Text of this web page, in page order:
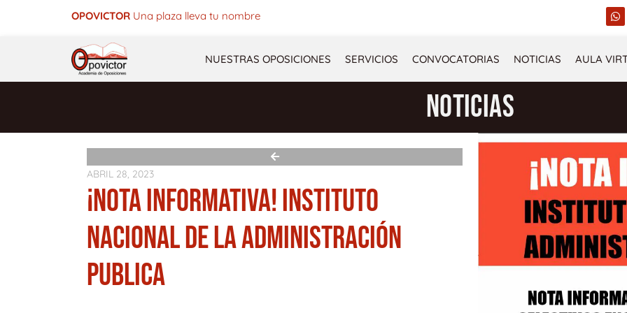
OPOVICTOR Una plaza lleva tu nombre W
h
s
a
p
NUESTRAS OPOSICIONES SERVICIOS CONVOCATORIAS NOTICIAS AULA
NOTICIAS
ABRIL 28, 2023
¡NOTA INFORMATIVA! INSTITUTO
NACIONAL DE LA ADMINISTRACIÓN
PUBLICA